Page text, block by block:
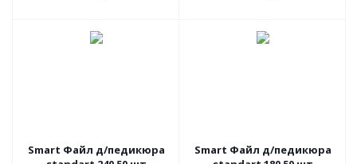
Smart Файл д/педикюра
Smart Файл д/педикюра